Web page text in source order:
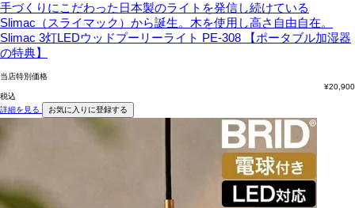
手づくりにこだわった日本製のライトを発信し続けている
Slimac（スライマック）から誕生。木を使用し高さ自由自在。
Slimac 3灯LEDウッドプーリーライト PE-308 【ポータブル加湿器
の特典】
当店特別価格
¥20,900
税込
詳細を見る
お気に入りに登録する